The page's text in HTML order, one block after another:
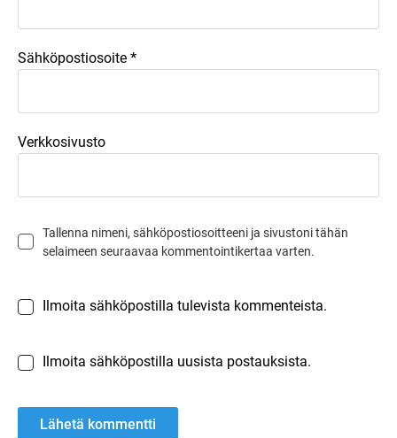
Sähköpostiosoite *
Verkkosivusto
Tallenna nimeni, sähköpostiosoitteeni ja sivustoni tähän
selaimeen seuraavaa kommentointikertaa varten.
Ilmoita sähköpostilla tulevista kommenteista.
Ilmoita sähköpostilla uusista postauksista.